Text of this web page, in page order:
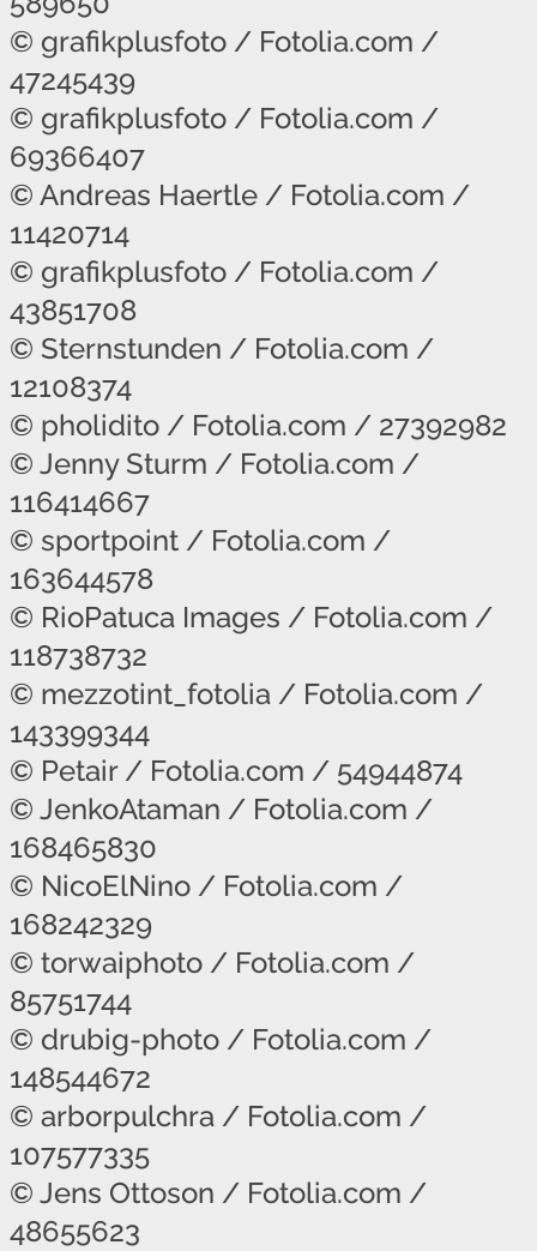
© grafikplusfoto / Fotolia.com /
47245439
© grafikplusfoto / Fotolia.com /
69366407
© Andreas Haertle / Fotolia.com /
11420714
© grafikplusfoto / Fotolia.com /
43851708
© Sternstunden / Fotolia.com /
12108374
© pholidito / Fotolia.com / 27392982
© Jenny Sturm / Fotolia.com /
116414667
© sportpoint / Fotolia.com /
163644578
© RioPatuca Images / Fotolia.com /
118738732
© mezzotint_fotolia / Fotolia.com /
143399344
© Petair / Fotolia.com / 54944874
© JenkoAtaman / Fotolia.com /
168465830
© NicoElNino / Fotolia.com /
168242329
© torwaiphoto / Fotolia.com /
85751744
© drubig-photo / Fotolia.com /
148544672
© arborpulchra / Fotolia.com /
107577335
© Jens Ottoson / Fotolia.com /
48655623